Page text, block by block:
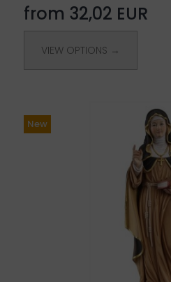
from 32,02 EUR
VIEW OPTIONS →
New